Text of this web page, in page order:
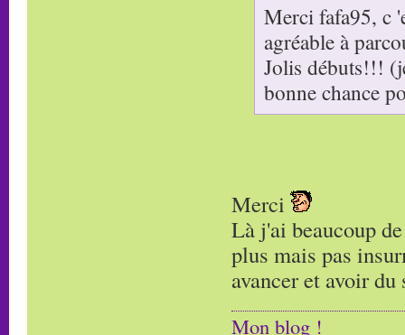
Merci fafa95, c
agréable à
Jolis débuts!!!
bonne chance
Merci
Là j'ai beaucoup
plus mais pas
avancer et avoir
Mon blog !